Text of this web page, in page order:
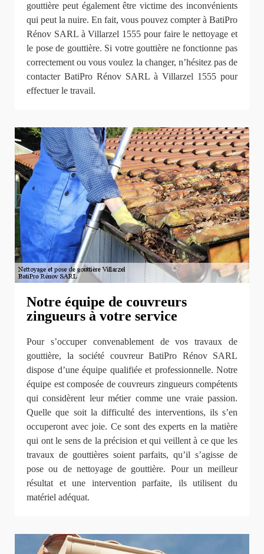
gouttière peut également être victime des inconvénients
qui peut la nuire. En fait, vous pouvez compter à BatiPro
Rénov SARL à Villarzel 1555 pour faire le nettoyage et
le pose de gouttière. Si votre gouttière ne fonctionne pas
correctement ou vous voulez la changer, n’hésitez pas de
contacter BatiPro Rénov SARL à Villarzel 1555 pour
effectuer le travail.
Notre équipe de couvreurs
zingueurs à votre service
Pour s’occuper convenablement de vos travaux de
gouttière, la société couvreur BatiPro Rénov SARL
dispose d’une équipe qualifiée et professionnelle. Notre
équipe est composée de couvreurs zingueurs compétents
qui considèrent leur métier comme une vraie passion.
Quelle que soit la difficulté des interventions, ils s’en
occuperont avec joie. Ce sont des experts en la matière
qui ont le sens de la précision et qui veillent à ce que les
travaux de gouttières soient parfaits, qu’il s’agisse de
pose ou de nettoyage de gouttière. Pour un meilleur
résultat et une intervention parfaite, ils utilisent du
matériel adéquat.